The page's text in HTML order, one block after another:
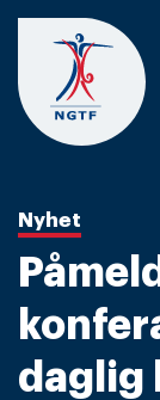
Skip
content
Nyhet
daglig